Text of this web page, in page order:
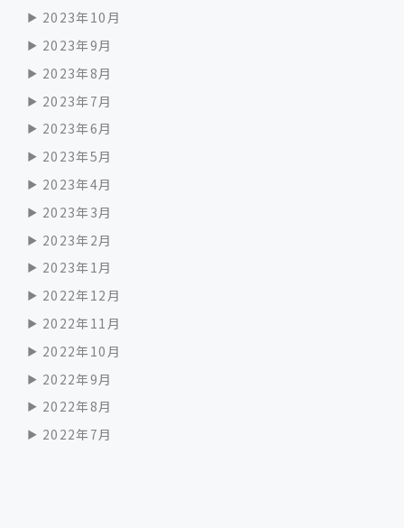
2023年10月
2023年9月
2023年8月
2023年7月
2023年6月
2023年5月
2023年4月
2023年3月
2023年2月
2023年1月
2022年12月
2022年11月
2022年10月
2022年9月
2022年8月
2022年7月